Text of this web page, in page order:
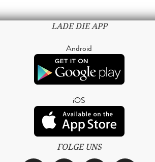
LADE DIE APP
Android
iOS
FOLGE UNS